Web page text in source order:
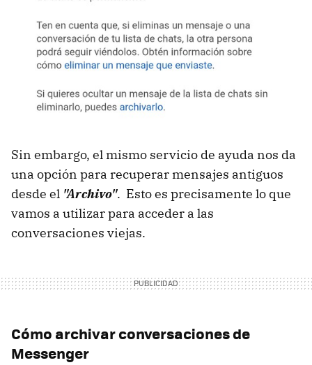
Sin embargo, el mismo servicio de ayuda nos da
una opción para recuperar mensajes antiguos
desde el "Archivo". Esto es precisamente lo que
vamos a utilizar para acceder a las
conversaciones viejas.
Cómo archivar conversaciones de
Messenger